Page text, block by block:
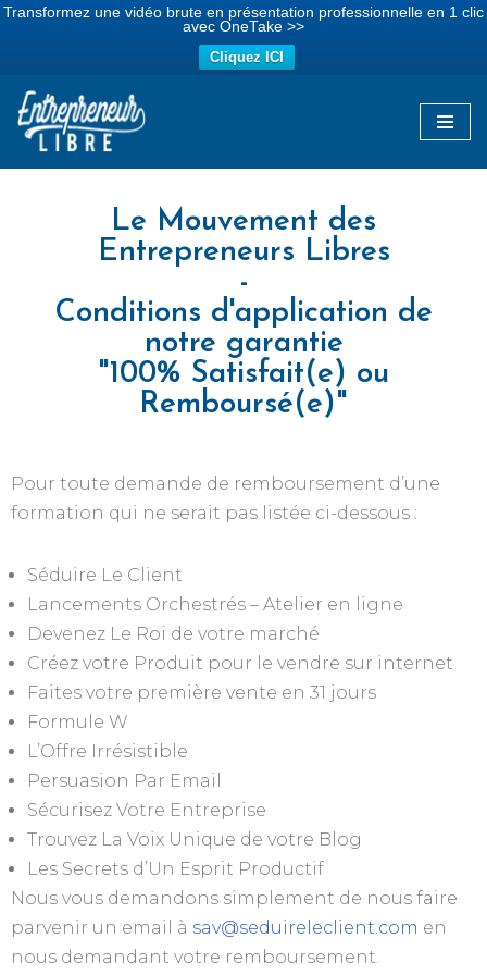
Transformez une vidéo brute en présentation professionnelle en 1 clic
avec OneTake >>
Cliquez ICI
Aller
Le Mouvement des
Entrepreneurs Libres
-
Conditions d'application de
notre garantie
"100% Satisfait(e) ou
Remboursé(e)"
Pour toute demande de remboursement d’une
formation qui ne serait pas listée ci-dessous :
Séduire Le Client
Lancements Orchestrés – Atelier en ligne
Devenez Le Roi de votre marché
Créez votre Produit pour le vendre sur internet
Faites votre première vente en 31 jours
Formule W
L’Offre Irrésistible
Persuasion Par Email
Sécurisez Votre Entreprise
Trouvez La Voix Unique de votre Blog
Les Secrets d’Un Esprit Productif
Nous vous demandons simplement de nous faire
parvenir un email à sav@seduireleclient.com en
nous demandant votre remboursement.